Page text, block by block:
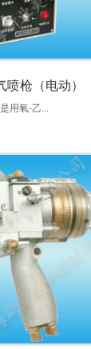
枪（电动）
用氧-乙...